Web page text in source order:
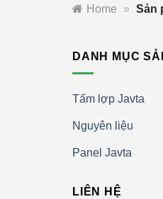
Home » Sản
DANH MỤC
Tấm lợp Javta
Nguyên liệu
Panel Javta
LIÊN HỆ